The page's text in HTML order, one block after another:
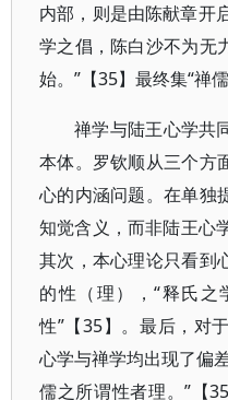
内部，则是由陈献章开
学之倡，陈白沙不为无
始。”【35】最终集“禅
禅学与陆王心学共
本体。罗钦顺从三个方
心的内涵问题。在单独
知觉含义，而非陆王心
其次，本心理论只看到
的性（理），“释氏
性”【35】。最后，对
心学与禅学均出现了偏
儒之所谓性者理。”【